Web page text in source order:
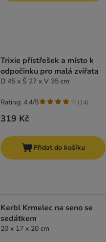
Trixie přístřešek a místo k
odpočinku pro malá zvířata
D 45 x Š 27 x V 35 cm
319 Kč
Rating: 4.4/5 (14)
Přidat do košíku
Kerbl Krmelec na seno se
sedátkem
20 x 17 x 20 cm